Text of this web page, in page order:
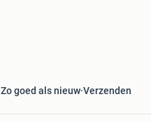
Zo goed als nieuw Verzenden